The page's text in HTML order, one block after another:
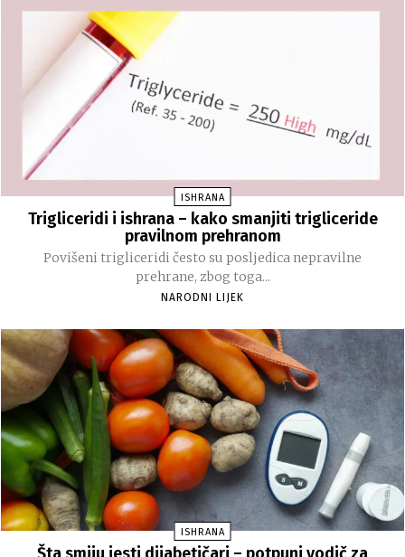
ISHRANA
Trigliceridi i ishrana – kako smanjiti trigliceride
pravilnom prehranom
Povišeni trigliceridi često su posljedica nepravilne
prehrane, zbog toga...
NARODNI LIJEK
ISHRANA